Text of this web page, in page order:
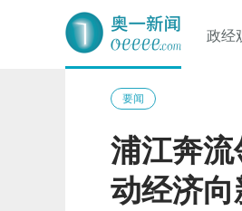
奥一网
政经
要闻
浦江奔
动经济